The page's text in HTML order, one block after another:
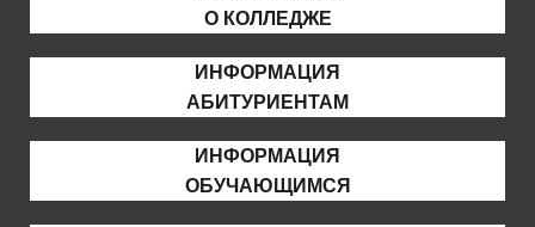
О КОЛЛЕДЖЕ
ИНФОРМАЦИЯ
АБИТУРИЕНТАМ
ИНФОРМАЦИЯ
ОБУЧАЮЩИМСЯ